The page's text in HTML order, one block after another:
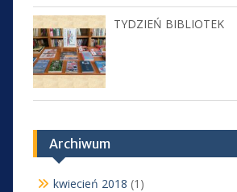
TYDZIEŃ BIBLIOTEK
Archiwum
kwiecień 2018 (1)